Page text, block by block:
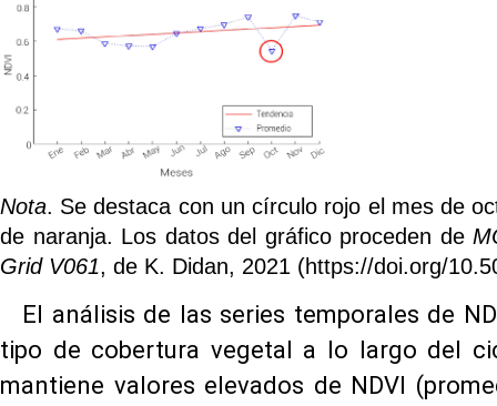
Nota. Se destaca con un círculo rojo el mes de
de naranja. Los datos del gráfico proceden de
Grid V061, de K. Didan, 2021 (https://doi.org/
El análisis de las series temporales de
tipo de cobertura vegetal a lo largo del
mantiene valores elevados de NDVI